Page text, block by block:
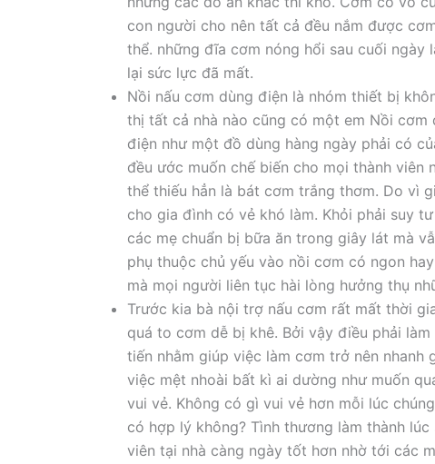
con người cho nên tất cả đều nắm được
thể. những đĩa cơm nóng hổi sau cuối ngày
lại sức lực đã mất.
Nồi nấu cơm dùng điện là nhóm thiết bị
thị tất cả nhà nào cũng có một em Nồi
điện như một đồ dùng hàng ngày phải có
đều ước muốn chế biến cho mọi thành viên
thể thiếu hẳn là bát cơm trắng thơm. Do vì
cho gia đình có vẻ khó làm. Khỏi phải suy
các mẹ chuẩn bị bữa ăn trong giây lát mà
phụ thuộc chủ yếu vào nồi cơm có ngon
mà mọi người liên tục hài lòng hưởng thụ
Trước kia bà nội trợ nấu cơm rất mất thời
quá to cơm dễ bị khê. Bởi vậy điều phải
tiến nhằm giúp việc làm cơm trở nên nhanh
việc mệt nhoài bất kì ai dường như muốn
vui vẻ. Không có gì vui vẻ hơn mỗi lúc
có hợp lý không? Tình thương làm thành
viên tại nhà càng ngày tốt hơn nhờ tới các